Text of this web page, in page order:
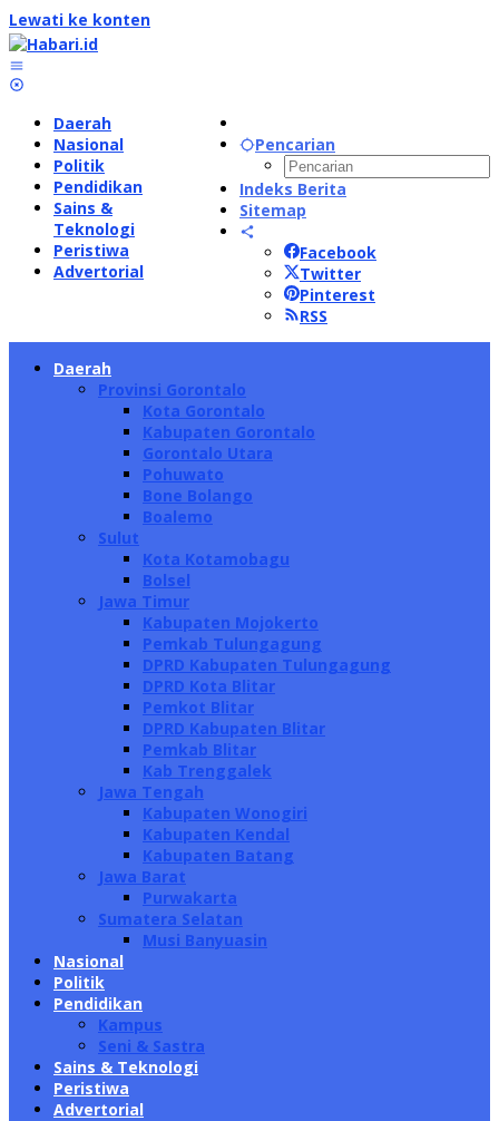
Lewati ke konten
Pencarian
Indeks Berita
Sitemap
Facebook
Twitter
Pinterest
RSS
Daerah
Nasional
Politik
Pendidikan
Sains &
Teknologi
Peristiwa
Advertorial
Daerah
Provinsi Gorontalo
Kota Gorontalo
Kabupaten Gorontalo
Gorontalo Utara
Pohuwato
Bone Bolango
Boalemo
Sulut
Kota Kotamobagu
Bolsel
Jawa Timur
Kabupaten Mojokerto
Pemkab Tulungagung
DPRD Kabupaten Tulungagung
DPRD Kota Blitar
Pemkot Blitar
DPRD Kabupaten Blitar
Pemkab Blitar
Kab Trenggalek
Jawa Tengah
Kabupaten Wonogiri
Kabupaten Kendal
Kabupaten Batang
Jawa Barat
Purwakarta
Sumatera Selatan
Musi Banyuasin
Nasional
Politik
Pendidikan
Kampus
Seni & Sastra
Sains & Teknologi
Peristiwa
Advertorial